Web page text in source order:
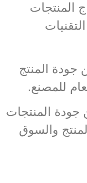
المنتجات
جودة المنتج
للمصنع.
جودة المنتجات
والسوق